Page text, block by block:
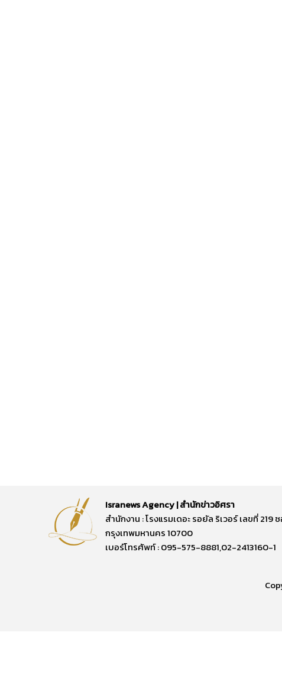
Isranews Agency | สำนักข่าวอิศรา
สำนักงาน : โรงแรมเดอะ รอยัล ริเวอร์ เลขที่
กรุงเทพมหานคร 10700
เบอร์โทรศัพท์ : 095-575-8881,02-2413160-1